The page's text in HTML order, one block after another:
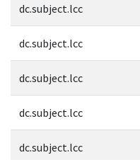
dc.subject.lcc
dc.subject.lcc
dc.subject.lcc
dc.subject.lcc
dc.subject.lcc